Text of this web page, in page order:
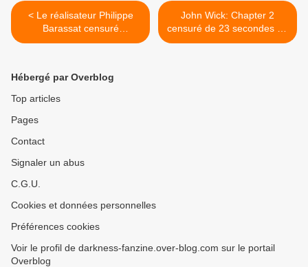
< Le réalisateur Philippe
Barassat censuré
économiquement depuis
John Wick: Chapter 2
censuré de 23 secondes au
Royaume-Uni ! >
Hébergé par Overblog
Top articles
Pages
Contact
Signaler un abus
C.G.U.
Cookies et données personnelles
Préférences cookies
Voir le profil de darkness-fanzine.over-blog.com sur le portail
Overblog